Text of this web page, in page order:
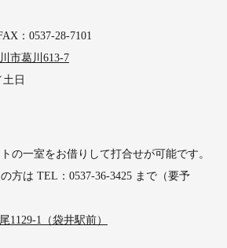
：0537-28-7101
市葛川613-7
土日
の一室をお借りして打合せが可能です。
方は TEL：0537-36-3425 まで（要予
1129-1（袋井駅前）